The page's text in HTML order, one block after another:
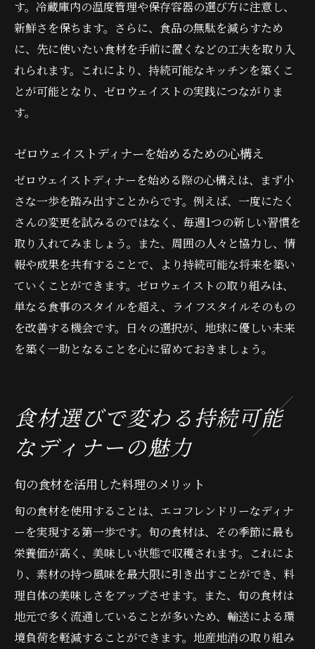
イベント
持続可能性をテーマにしたディナーの楽し
み方
環境を守る選択ゼロウェイストディナーの始め
方
環境保護を意識したレシピ選び
ゼロウェイストの効果を知るためのステッ
プ
コミュニティで広がるゼロウェイスト運動
未来を変えるためのディナーの選択肢
す。冷蔵庫内の温度管理や保存容器の選び方に注意し、
新鮮さを保ちます。さらに、食品の無駄を減らすため
に、先に使いたい食材を手前に置くなどの工夫を取り入
れられます。これにより、持続可能なキッチンを築くこ
とが可能となり、ゼロウェイストの実践につながりま
す。
ゼロウェイストディナーを始めるための心構え
ゼロウェイストディナーを始める際の心構えは、まず小
さな一歩を踏み出すことからです。例えば、一度にたく
さんの変更を試みるのではなく、毎週1つの新しい習慣を
取り入れてみましょう。また、周囲の人々と協力し、情
報や成果を共有することで、より持続可能な将来を築い
ていくことができます。ゼロウェイストの取り組みは、
単なる食事のスタイルを超え、ライフスタイルそのもの
を改善する機会です。日々の選択が、地球に優しい未来
を築く一助となることを心に留めておきましょう。
食材選びで変わる持続可能
なディナーの魅力
旬の食材を活用した料理のメリット
旬の食材を使用することは、エコフレンドリーなディナ
ーを実現する第一歩です。旬の食材は、その季節に最も
栄養価が高く、美味しい状態で収穫されます。これによ
り、素材の持つ風味を最大限に引き出すことができ、料
理自体の美味しさをアップさせます。また、旬の食材は
地元で多く流通していることが多いため、輸送による環
境負荷を軽減することができます。地産地消の取り組み